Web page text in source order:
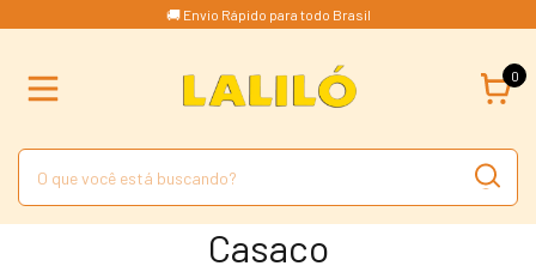
🚚 Envio Rápido para todo Brasil
0
Casaco